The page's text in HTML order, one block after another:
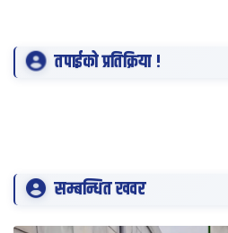
तपाईको प्रतिक्रिया !
सम्बन्धित खवर